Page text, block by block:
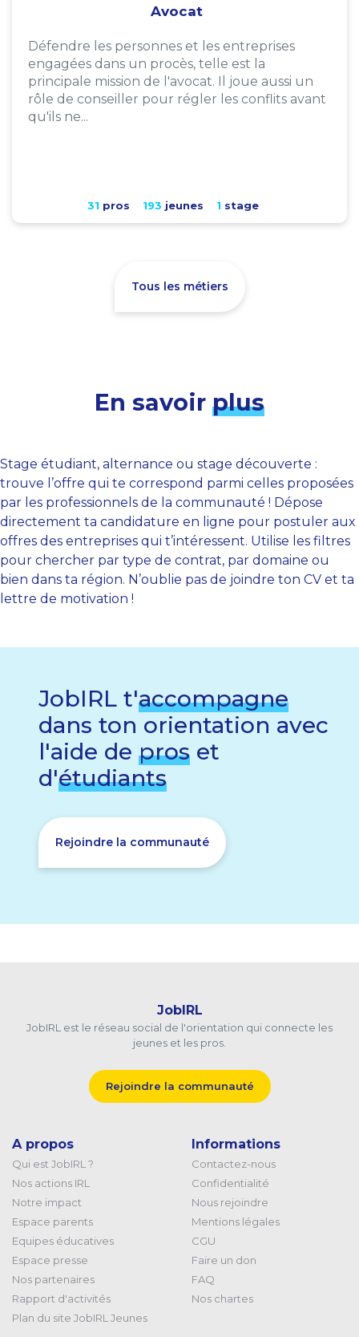
Avocat
Défendre les personnes et les entreprises
engagées dans un procès, telle est la
principale mission de l'avocat. Il joue aussi un
rôle de conseiller pour régler les conflits avant
qu'ils ne...
31 pros 193 jeunes 1 stage
Tous les métiers
En savoir plus
Stage étudiant, alternance ou stage découverte :
trouve l’offre qui te correspond parmi celles proposées
par les professionnels de la communauté ! Dépose
directement ta candidature en ligne pour postuler aux
offres des entreprises qui t’intéressent. Utilise les filtres
pour chercher par type de contrat, par domaine ou
bien dans ta région. N’oublie pas de joindre ton CV et ta
lettre de motivation !
JobIRL t'accompagne
dans ton orientation avec
l'aide de pros et
d'étudiants
Rejoindre la communauté
JobIRL
JobIRL est le réseau social de l'orientation qui connecte les
jeunes et les pros.
Rejoindre la communauté
A propos
Qui est JobIRL ?
Nos actions IRL
Notre impact
Espace parents
Equipes éducatives
Espace presse
Nos partenaires
Rapport d'activités
Plan du site JobIRL Jeunes
Informations
Contactez-nous
Confidentialité
Nous rejoindre
Mentions légales
CGU
Faire un don
FAQ
Nos chartes